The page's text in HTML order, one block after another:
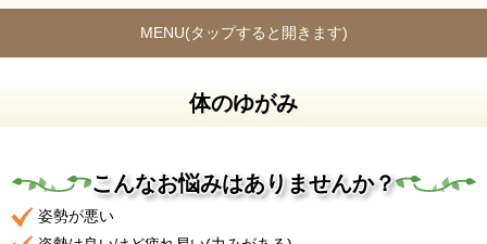
MENU(タップすると開きます)
どんなところ？
アクセス
患者様の声
新着情報
体のゆがみ
こんなお悩みはありませんか？
姿勢が悪い